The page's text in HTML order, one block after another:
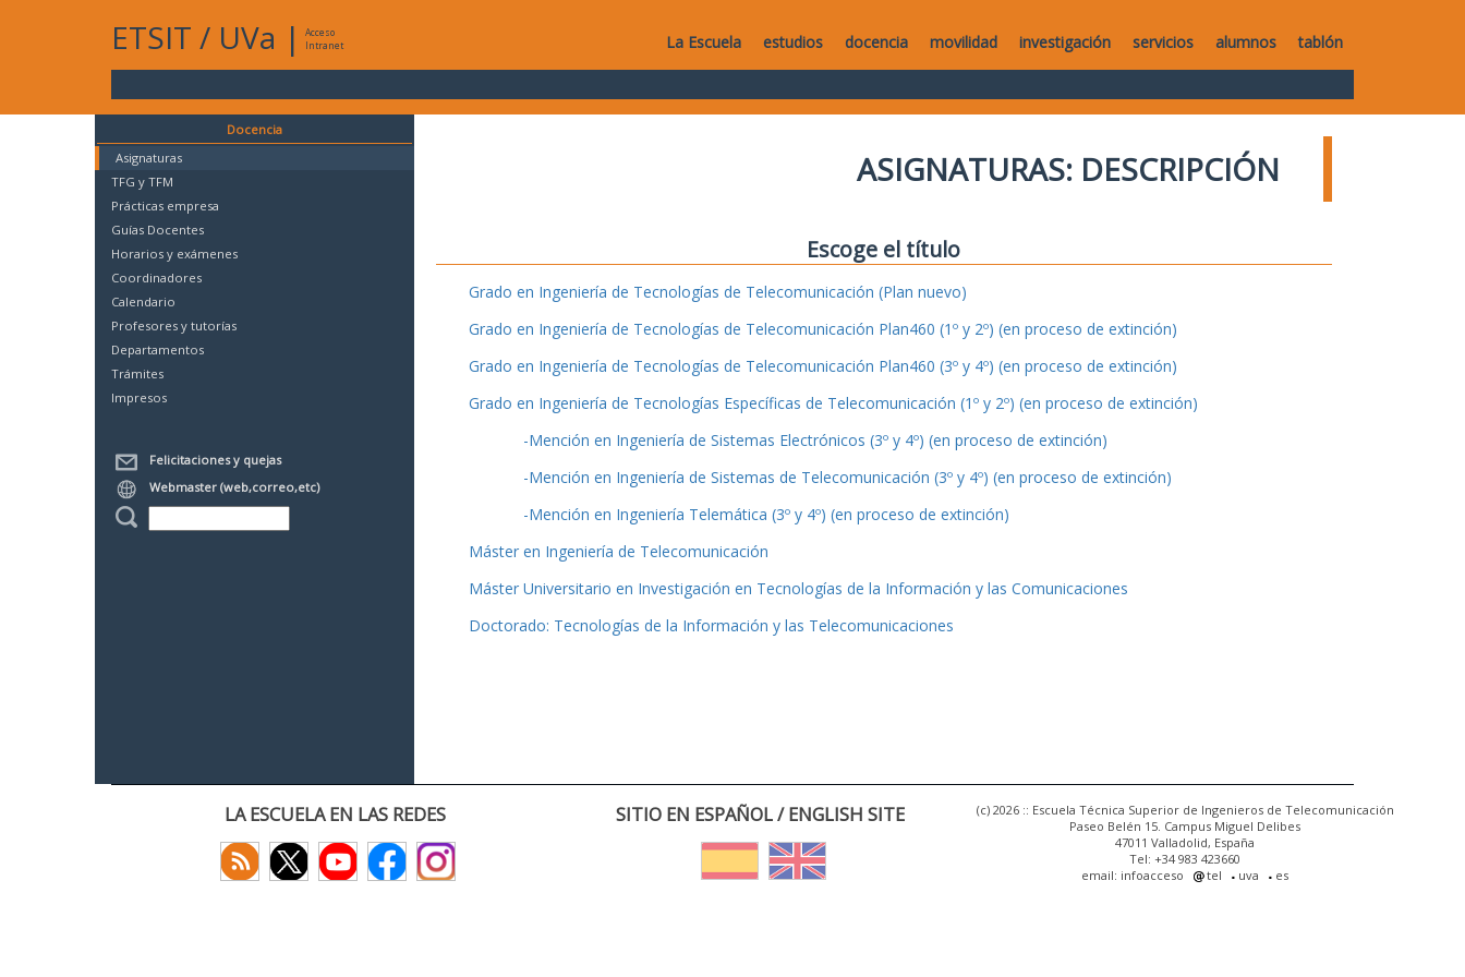
ETSIT / UVa |
Acceso
Intranet
La Escuela estudios docencia movilidad investigación servicios alumnos tablón
Docencia
Asignaturas
TFG y TFM
Prácticas empresa
Guías Docentes
Horarios y exámenes
Coordinadores
Calendario
Profesores y tutorías
Departamentos
Trámites
Impresos
Felicitaciones y quejas
Webmaster (web,correo,etc)
ASIGNATURAS: DESCRIPCIÓN
Escoge el título
Grado en Ingeniería de Tecnologías de Telecomunicación (Plan nuevo)
Grado en Ingeniería de Tecnologías de Telecomunicación Plan460 (1º y 2º) (en proceso de extinción)
Grado en Ingeniería de Tecnologías de Telecomunicación Plan460 (3º y 4º) (en proceso de extinción)
Grado en Ingeniería de Tecnologías Específicas de Telecomunicación (1º y 2º) (en proceso de extinción)
-Mención en Ingeniería de Sistemas Electrónicos (3º y 4º) (en proceso de extinción)
-Mención en Ingeniería de Sistemas de Telecomunicación (3º y 4º) (en proceso de extinción)
-Mención en Ingeniería Telemática (3º y 4º) (en proceso de extinción)
Máster en Ingeniería de Telecomunicación
Máster Universitario en Investigación en Tecnologías de la Información y las Comunicaciones
Doctorado: Tecnologías de la Información y las Telecomunicaciones
LA ESCUELA EN LAS REDES SITIO EN ESPAÑOL / ENGLISH SITE
(c) 2026 :: Escuela Técnica Superior de Ingenieros de Telecomunicación
Paseo Belén 15. Campus Miguel Delibes
47011 Valladolid, España
Tel: +34 983 423660
email: infoacceso
tel uva es